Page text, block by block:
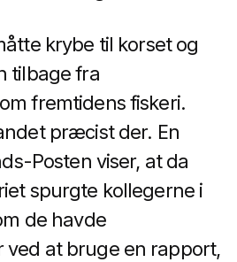
krybe til korset og
tilbage fra
fremtidens fiskeri.
præcist der. En
Posten viser, at da
spurgte kollegerne i
de havde
at bruge en rapport,